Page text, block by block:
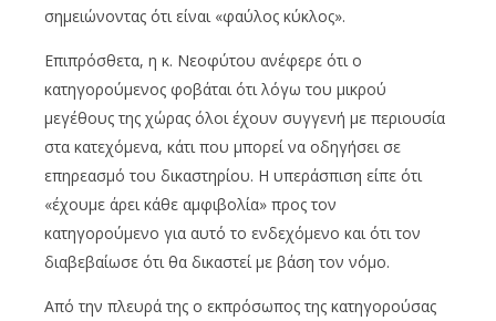
σημειώνοντας ότι είναι «φαύλος κύκλος».
Επιπρόσθετα, η κ. Νεοφύτου ανέφερε ότι ο
κατηγορούμενος φοβάται ότι λόγω του μικρού
μεγέθους της χώρας όλοι έχουν συγγενή με περιουσία
στα κατεχόμενα, κάτι που μπορεί να οδηγήσει σε
επηρεασμό του δικαστηρίου. Η υπεράσπιση είπε ότι
«έχουμε άρει κάθε αμφιβολία» προς τον
κατηγορούμενο για αυτό το ενδεχόμενο και ότι τον
διαβεβαίωσε ότι θα δικαστεί με βάση τον νόμο.
Από την πλευρά της ο εκπρόσωπος της κατηγορούσας